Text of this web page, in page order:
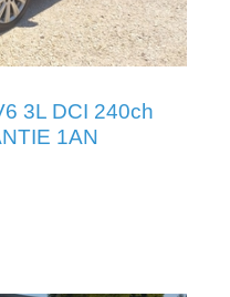
3L DCI 240ch
1AN